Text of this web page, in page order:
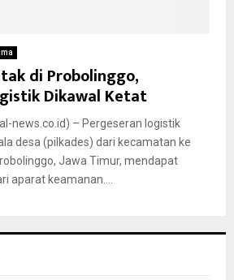
di Probolinggo,
Dikawal Ketat
news.co.id) – Pergeseran logistik
desa (pilkades) dari kecamatan ke
Jawa Timur, mendapat
aparat keamanan....